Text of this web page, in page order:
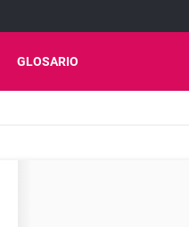
GLOSARIO